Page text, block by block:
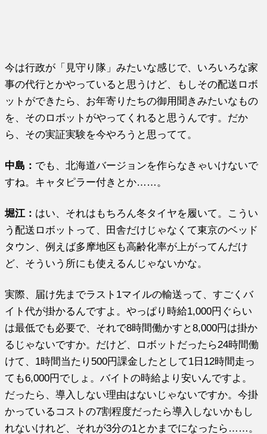
今は行政が「見守り隊」みたいな感じで、いろいろな家
事の代行とかやっていると思うけど、もしその配送ロボ
ットができたら、お年寄りたちの御用聞きみたいなもの
を、そのロボットがやってくれると思うんです。だか
ら、その実証実験を今やろうと思ってて。
中島： でも、北海道バージョンを作らなきゃいけないで
すね。キャタピラー付きとか……。
堀江 ： はい、それはもちろん冬タイヤを履いて。こうい
う配送ロボットって、田舎だけじゃなくて東京のベッド
タウン、例えば多摩地区も高齢化率が上がってんだけ
ど、そういう所にも使えるんじゃないかな。
実際、届け先までラスト1マイルの輸送って、すごくバ
イト代が掛かるんですよ。やっぱり時給1,000円ぐらい
は最低でも必要で、それで8時間働かすと8,000円は掛か
るじゃないですか。だけど、ロボットだったら24時間働
けて、1時間当たり500円課金したとして1日12時間走っ
ても6,000円でしょ。バイトの時給より安いんですよ。
だったら、導入しない理由はないじゃないですか。今掛
かっているコストの7割程度だったら導入しないかもし
れないけれど、それが3分の1とかまでになったら……。